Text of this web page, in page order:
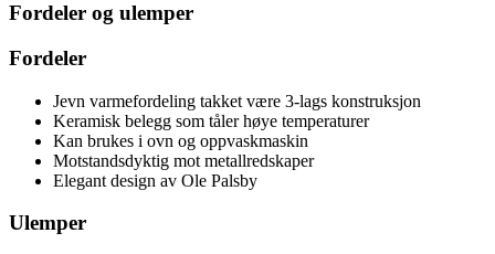
Fordeler og ulemper
Fordeler
Jevn varmefordeling takket være 3-lags konstruksjon
Keramisk belegg som tåler høye temperaturer
Kan brukes i ovn og oppvaskmaskin
Motstandsdyktig mot metallredskaper
Elegant design av Ole Palsby
Ulemper